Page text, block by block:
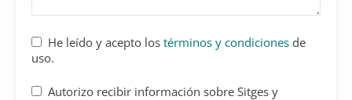
He leído y acepto los términos y condiciones de
uso.
Autorizo recibir información sobre Sitges y